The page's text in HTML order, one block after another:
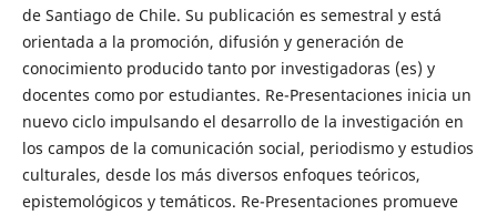
de Santiago de Chile. Su publicación es semestral y está
orientada a la promoción, difusión y generación de
conocimiento producido tanto por investigadoras (es) y
docentes como por estudiantes. Re-Presentaciones inicia un
nuevo ciclo impulsando el desarrollo de la investigación en
los campos de la comunicación social, periodismo y estudios
culturales, desde los más diversos enfoques teóricos,
epistemológicos y temáticos. Re-Presentaciones promueve